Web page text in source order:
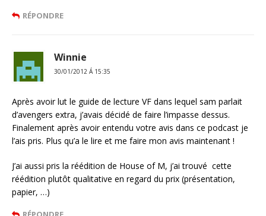
RÉPONDRE
Winnie
30/01/2012 Á 15:35
Après avoir lut le guide de lecture VF dans lequel sam parlait
d’avengers extra, j’avais décidé de faire l’impasse dessus.
Finalement après avoir entendu votre avis dans ce podcast je
l’ais pris. Plus qu’a le lire et me faire mon avis maintenant !
J’ai aussi pris la réédition de House of M, j’ai trouvé cette
réédition plutôt qualitative en regard du prix (présentation,
papier, …)